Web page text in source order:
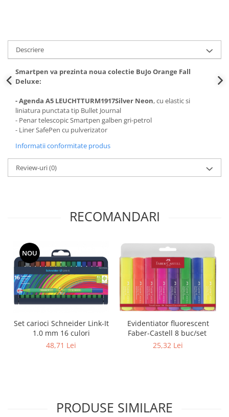
Descriere
Smartpen va prezinta noua colectie BuJo Orange Fall
Deluxe:
- Agenda A5 LEUCHTTURM1917Silver Neon, cu elastic si
liniatura punctata tip Bullet Journal
- Penar telescopic Smartpen galben gri-petrol
- Liner SafePen cu pulverizator
Informatii conformitate produs
Review-uri(0)
RECOMANDARI
NOU
Set carioci Schneider Link-It
1.0 mm 16 culori
48,71 Lei
Evidentiator fluorescent
Faber-Castell 8 buc/set
25,32 Lei
PRODUSE SIMILARE